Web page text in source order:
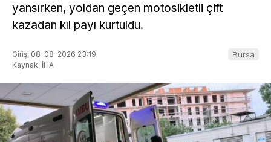
yansırken, yoldan geçen motosikletli çift
kazadan kıl payı kurtuldu.
Giriş: 08-08-2026 23:19
Kaynak: İHA
Bursa